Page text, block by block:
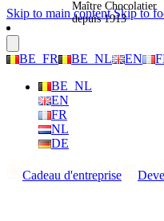
Skip to main content Skip to
BE_FR BE_NL EN
BE_NL
EN
FR
NL
DE
Cadeau d'entreprise
Maître Chocolatier
depuis 1913